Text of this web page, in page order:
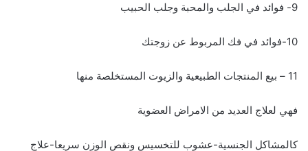
9- فوائد في الجلب والمحبة وجلب الحبيب
10-فوائد في فك المربوط عن زوجتك
11 – بيع المنتجات الطبيعية والزيوت المستخلصة منها
فهي لعلاج العديد من الامراض العضوية
كالمشاكل الجنسية-عشوب للتخسيس ونقص الوزن سريعا-علاج